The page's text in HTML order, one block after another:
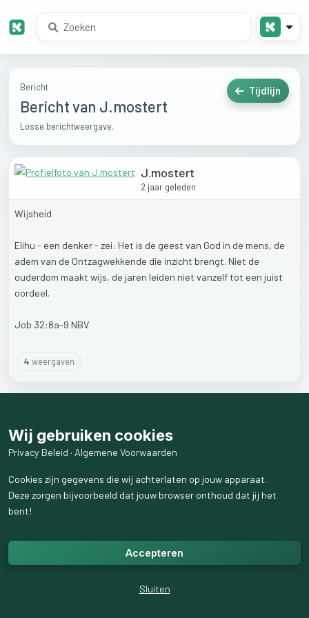
Bericht
Bericht van J.mostert
Losse berichtweergave.
Tijdlijn
J.mostert
2 jaar geleden
Wijsheid
Elihu - een denker- zei: Het is de geest van God in de mens, de
adem van de Ontzagwekkende die inzicht brengt. Niet de
ouderdom maakt wijs, de jaren leiden niet vanzelf tot een juist
oordeel.
Job 32:8a-9 NBV
4 weergaven
Wij gebruiken cookies
Privacy Beleid · Algemene Voorwaarden
Cookies zijn gegevens die wij achterlaten op jouw apparaat.
Deze zorgen bijvoorbeeld dat jouw browser onthoud dat jij het
bent!
Accepteren
Sluiten